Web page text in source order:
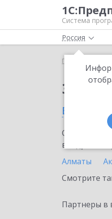
Система
Россия
Главная
в
внедрение
Алматы
Смотрите
Партнеры в